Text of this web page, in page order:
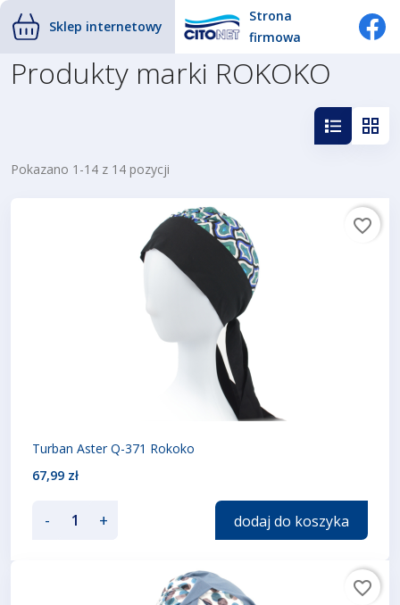
Sklep internetowy
Strona
firmowa
Produkty marki ROKOKO
Pokazano 1-14 z 14 pozycji
Turban Aster Q-371 Rokoko
67,99 zł
- + dodaj do koszyka
favorite_border
favorite_border